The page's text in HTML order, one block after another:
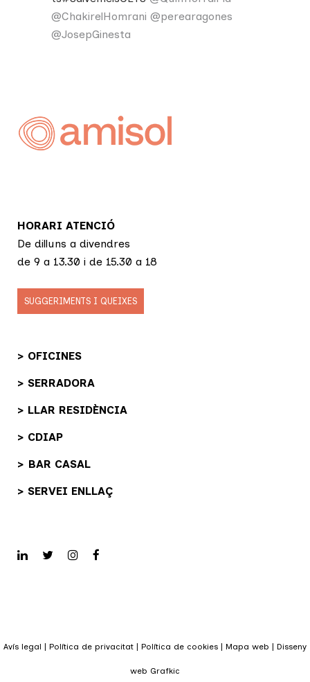
@ChakirelHomrani @perearagones
@JosepGinesta
HORARI ATENCIÓ
De dilluns a divendres
de 9 a 13.30 i de 15.30 a 18
SUGGERIMENTS I QUEIXES
> OFICINES
> SERRADORA
> LLAR RESIDÈNCIA
> CDIAP
> BAR CASAL
> SERVEI ENLLAÇ
Avís legal Política de privacitat Política de cookies Mapa web Disseny
web Grafkic